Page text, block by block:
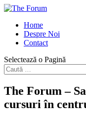
Home
Despre Noi
Contact
Selectează o Pagină
The Forum –
cursuri în